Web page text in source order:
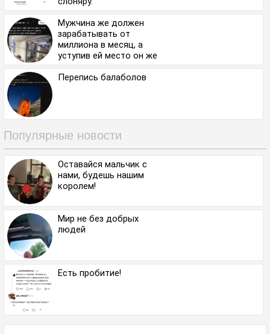
Мужчина же должен
зарабатывать от
миллиона в месяц, а
уступив ей место он же
ничего не заработает,
только устанет
Перепись балаболов⁠⁠
Популярные новости
Оставайся мальчик с
нами, будешь нашим
королем!
Мир не без добрых
людей
Есть пробитие!